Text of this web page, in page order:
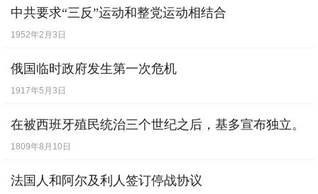
中共要求“三反”运动和整党运动相结合
1952年2月3日
俄国临时政府发生第一次危机
1917年5月3日
在被西班牙殖民统治三个世纪之后，基多宣布独立。
1809年8月10日
法国人和阿尔及利人签订停战协议